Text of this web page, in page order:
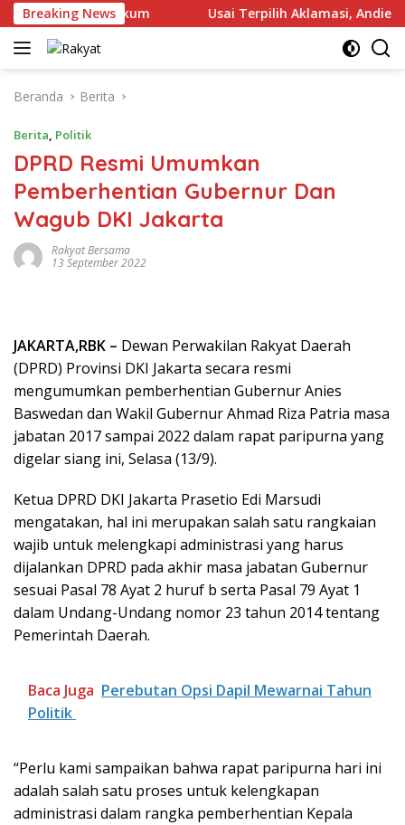
Langsung
ke
konten
Breaking News
Jalur Hukum Usai Terpilih Aklamasi, Andie
Beranda Berita
Berita, Politik
DPRD Resmi Umumkan
Pemberhentian Gubernur Dan
Wagub DKI Jakarta
Rakyat Bersama
13 September 2022
JAKARTA,RBK – Dewan Perwakilan Rakyat Daerah
(DPRD) Provinsi DKI Jakarta secara resmi
mengumumkan pemberhentian Gubernur Anies
Baswedan dan Wakil Gubernur Ahmad Riza Patria masa
jabatan 2017 sampai 2022 dalam rapat paripurna yang
digelar siang ini, Selasa (13/9).
Ketua DPRD DKI Jakarta Prasetio Edi Marsudi
mengatakan, hal ini merupakan salah satu rangkaian
wajib untuk melengkapi administrasi yang harus
dijalankan DPRD pada akhir masa jabatan Gubernur
sesuai Pasal 78 Ayat 2 huruf b serta Pasal 79 Ayat 1
dalam Undang-Undang nomor 23 tahun 2014 tentang
Pemerintah Daerah.
Baca Juga Perebutan Opsi Dapil Mewarnai Tahun
Politik
“Perlu kami sampaikan bahwa rapat paripurna hari ini
adalah salah satu proses untuk kelengkapan
administrasi dalam rangka pemberhentian Kepala